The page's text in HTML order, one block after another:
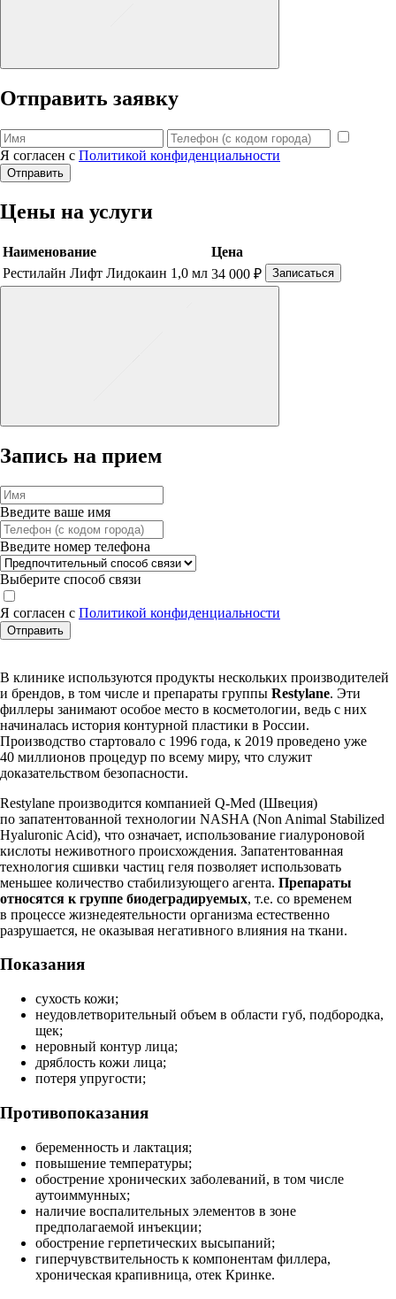
Отправить заявку
Я согласен с Политикой конфиденциальности
Отправить
Цены на услуги
Наименование
Цена
Рестилайн Лифт Лидокаин 1,0 мл 34 000 ₽ Записаться
Запись на прием
Введите ваше имя
Введите номер телефона
Выберите способ связи
Я согласен с Политикой конфиденциальности
Отправить
В клинике используются продукты нескольких производителей
и брендов, в том числе и препараты группы Restylane. Эти
филлеры занимают особое место в косметологии, ведь с них
начиналась история контурной пластики в России.
Производство стартовало с 1996 года, к 2019 проведено уже
40 миллионов процедур по всему миру, что служит
доказательством безопасности.
Restylane производится компанией Q-Med (Швеция)
по запатентованной технологии NASHA (Non Animal Stabilized
Hyaluronic Aсid), что означает, использование гиалуроновой
кислоты неживотного происхождения. Запатентованная
технология сшивки частиц геля позволяет использовать
меньшее количество стабилизующего агента. Препараты
относятся к группе биодеградируемых, т.е. со временем
в процессе жизнедеятельности организма естественно
разрушается, не оказывая негативного влияния на ткани.
Показания
сухость кожи;
неудовлетворительный объем в области губ, подбородка,
щек;
неровный контур лица;
дряблость кожи лица;
потеря упругости;
Противопоказания
беременность и лактация;
повышение температуры;
обострение хронических заболеваний, в том числе
аутоиммунных;
наличие воспалительных элементов в зоне
предполагаемой инъекции;
обострение герпетических высыпаний;
гиперчувствительность к компонентам филлера,
хроническая крапивница, отек Кринке.